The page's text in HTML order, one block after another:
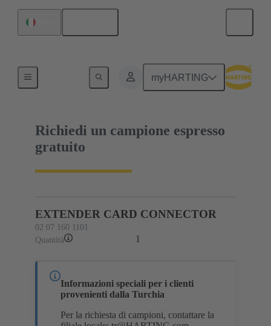
myHARTING
02 07 160 1101
Richiedi un campione espresso
gratuito
Informazioni speciali per i clienti
provenienti dalla Turchia
Per la richiesta di campioni, contattare la
EXTENDER CARD CONNECTOR
02 07 160 1101
Quantità
1